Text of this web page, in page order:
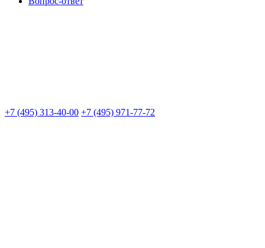
+7 (495) 313-40-00 +7 (495) 971-77-72